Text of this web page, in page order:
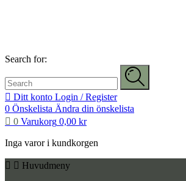
Search for:
Ditt konto Login / Register
0 Önskelista Ändra din önskelista
0 Varukorg 0,00 kr
Inga varor i kundkorgen
Huvudmeny